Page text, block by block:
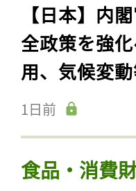
【日本】内
全政策を強
用、気候変
1日前
食品・消費